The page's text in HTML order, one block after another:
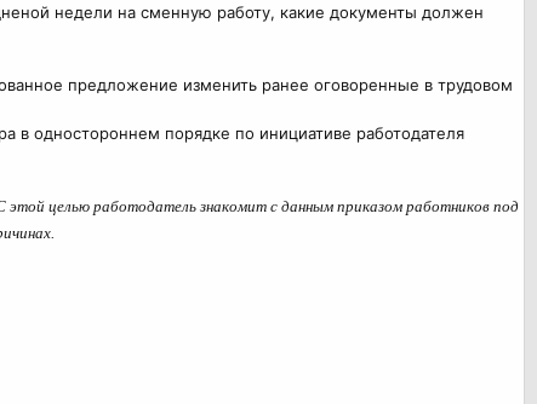
недели на сменную работу, какие документы должен
предложение изменить ранее оговоренные в трудовом
в одностороннем порядке по инициативе работодателя
этой целью работодатель знакомит с данным приказом работников под